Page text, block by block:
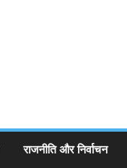
राजनीति और निर्वाचन